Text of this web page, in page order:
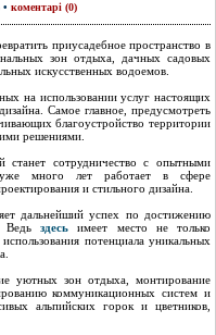
коментарі (0)
приусадебное пространство в
зон отдыха, дачных садовых
искусственных водоемов.
на использовании услуг настоящих
Самое главное, предусмотреть
благоустройство территории
решениями.
станет сотрудничество с опытными
уже много лет работает в сфере
и стильного дизайна.
дальнейший успех по достижению
Ведь здесь имеет место не только
потенциала уникальных
уютных зон отдыха, монтирование
коммуникационных систем и
альпийских горок и цветников,